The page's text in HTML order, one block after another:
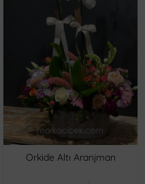
Orkide Altı Aranjman